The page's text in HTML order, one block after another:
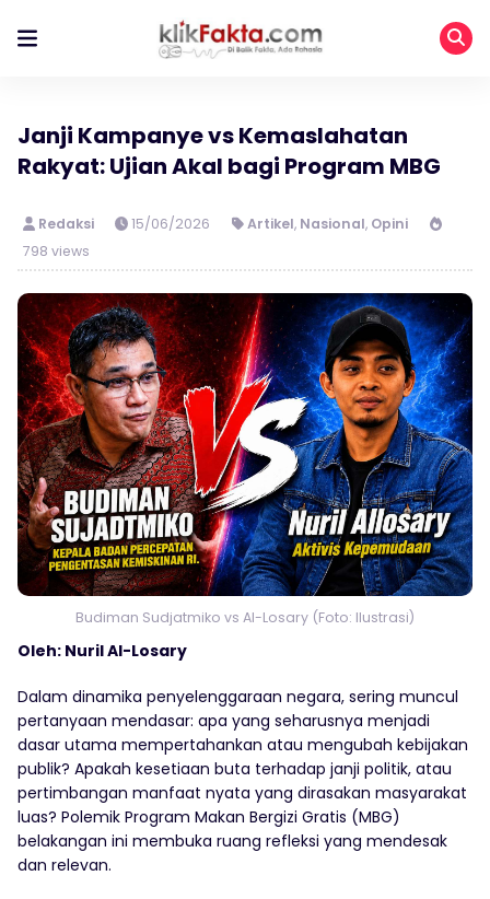
Janji Kampanye vs Kemaslahatan
Rakyat: Ujian Akal bagi Program MBG
Redaksi 15/06/2026 Artikel, Nasional, Opini
798 views
Budiman Sudjatmiko vs Al-Losary (Foto: Ilustrasi)
Oleh: Nuril Al-Losary
Dalam dinamika penyelenggaraan negara, sering muncul
pertanyaan mendasar: apa yang seharusnya menjadi
dasar utama mempertahankan atau mengubah kebijakan
publik? Apakah kesetiaan buta terhadap janji politik, atau
pertimbangan manfaat nyata yang dirasakan masyarakat
luas? Polemik Program Makan Bergizi Gratis (MBG)
belakangan ini membuka ruang refleksi yang mendesak
dan relevan.